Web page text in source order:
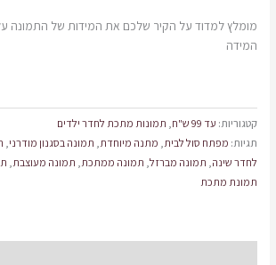
מומלץ למדוד על הקיר שלכם את המידות של התמונה
המידה
קטגוריות: עד 99 ש"ח , תמונות מתכת לחדר ילדים
תגיות: מפתח סול לבית, מתנה מיוחדת, תמונה בסגנון מודרני,
לחדר שינה, תמונה מברזל, תמונה ממתכת, תמונה מעוצבת,
תמונת מתכת